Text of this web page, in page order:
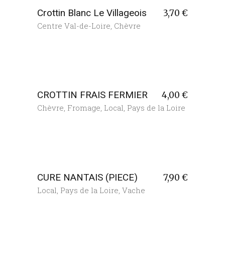
Crottin Blanc Le Villageois 3,70 €
Centre Val-de-Loire Chèvre
CROTTIN FRAIS FERMIER 4,00 €
Chèvre, Fromage, Local, Pays de la Loire
CURE NANTAIS (PIECE) 7,90 €
Local Pays de la Loire Vache